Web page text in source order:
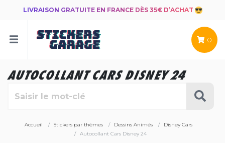
LIVRAISON GRATUITE EN FRANCE DÈS 35€ D’ACHAT
0
AUTOCOLLANT CARS DISNEY 24
Accueil Stickers par thèmes Dessins Animés
Disney Cars
Autocollant Cars Disney 24